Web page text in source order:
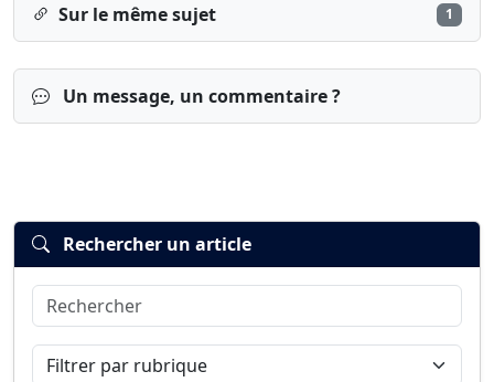
Sur le même sujet 1
Un message, un commentaire ?
Connexion
Rechercher un article
Rechercher
Filtrer par rubrique